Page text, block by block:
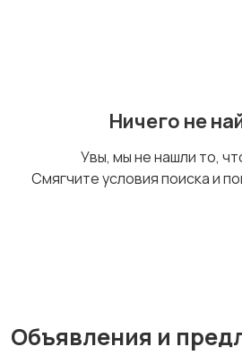
Ничего не
Увы, мы не нашли то,
Смягчите условия поиска и
Объявления и